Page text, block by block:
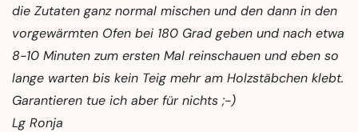
die Zutaten ganz normal mischen und den dann in den
vorgewärmten Ofen bei 180 Grad geben und nach etwa
8-10 Minuten zum ersten Mal reinschauen und eben so
lange warten bis kein Teig mehr am Holzstäbchen klebt.
Garantieren tue ich aber für nichts ;-)
Lg Ronja